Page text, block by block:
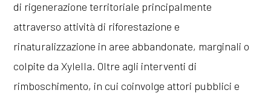
di rigenerazione territoriale principalmente
attraverso attività di riforestazione e
rinaturalizzazione in aree abbandonate, marginali o
colpite da Xylella. Oltre agli interventi di
rimboschimento, in cui coinvolge attori pubblici e